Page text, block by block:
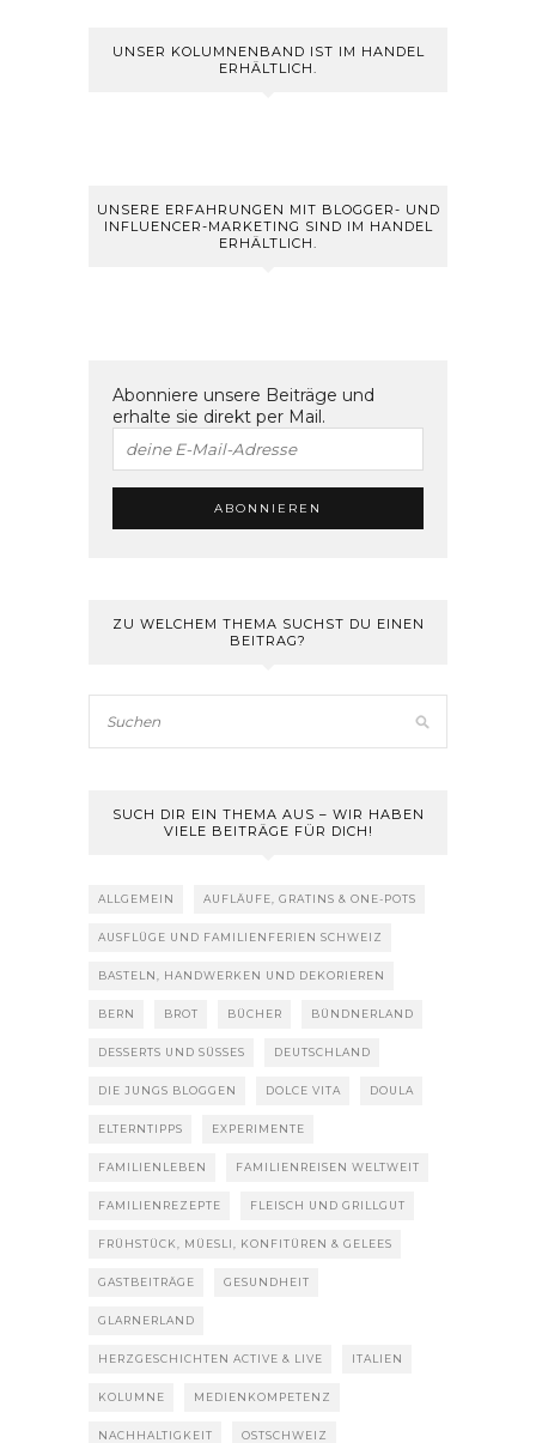
UNSER KOLUMNENBAND IST IM HANDEL
ERHÄLTLICH.
UNSERE ERFAHRUNGEN MIT BLOGGER- UND
INFLUENCER-MARKETING SIND IM HANDEL
ERHÄLTLICH.
Abonniere unsere Beiträge und
erhalte sie direkt per Mail.
ZU WELCHEM THEMA SUCHST DU EINEN
BEITRAG?
SUCH DIR EIN THEMA AUS – WIR HABEN
VIELE BEITRÄGE FÜR DICH!
ALLGEMEIN AUFLÄUFE, GRATINS & ONE-POTS
AUSFLÜGE UND FAMILIENFERIEN SCHWEIZ
BASTELN, HANDWERKEN UND DEKORIEREN
BERN BROT BÜCHER BÜNDNERLAND
DESSERTS UND SÜSSES DEUTSCHLAND
DIE JUNGS BLOGGEN DOLCE VITA DOULA
ELTERNTIPPS EXPERIMENTE
FAMILIENLEBEN FAMILIENREISEN WELTWEIT
FAMILIENREZEPTE FLEISCH UND GRILLGUT
FRÜHSTÜCK, MÜESLI, KONFITÜREN & GELEES
GASTBEITRÄGE GESUNDHEIT
GLARNERLAND
HERZGESCHICHTEN ACTIVE & LIVE ITALIEN
KOLUMNE MEDIENKOMPETENZ
NACHHALTIGKEIT OSTSCHWEIZ